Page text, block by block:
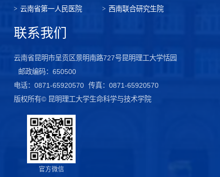
云南省第一人民医院
西南联合研究生院
联系我们
云南省昆明市呈贡区景明南路727号昆明理工大学恬园
邮政编码：650500
电话：0871-65920570 传真：0871-65920570
版权所有© 昆明理工大学生命科学与技术学院
官方微信